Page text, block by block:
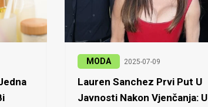
MODA 2025-07-09
Lauren Sanchez Prvi Put U
Javnosti Nakon Vjenčanja: U